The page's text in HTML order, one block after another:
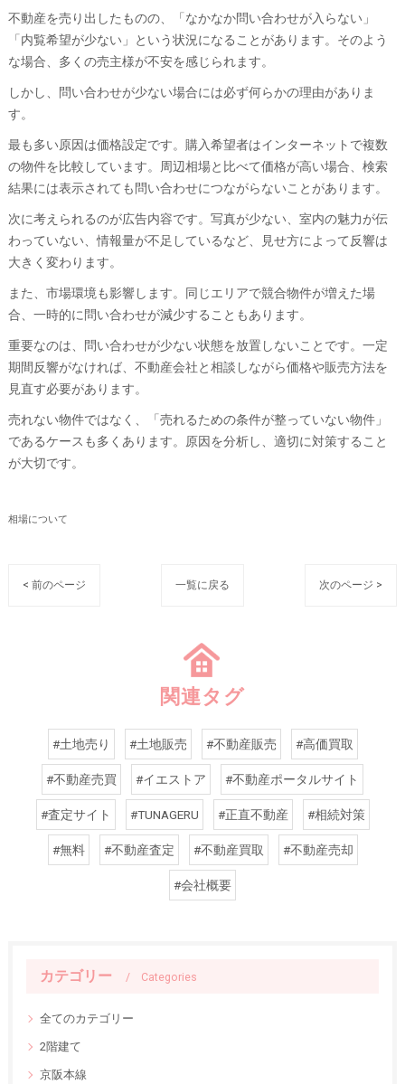
不動産を売り出したものの、「なかなか問い合わせが入らない」
「内覧希望が少ない」という状況になることがあります。そのよう
な場合、多くの売主様が不安を感じられます。
しかし、問い合わせが少ない場合には必ず何らかの理由がありま
す。
最も多い原因は価格設定です。購入希望者はインターネットで複数
の物件を比較しています。周辺相場と比べて価格が高い場合、検索
結果には表示されても問い合わせにつながらないことがあります。
次に考えられるのが広告内容です。写真が少ない、室内の魅力が伝
わっていない、情報量が不足しているなど、見せ方によって反響は
大きく変わります。
また、市場環境も影響します。同じエリアで競合物件が増えた場
合、一時的に問い合わせが減少することもあります。
重要なのは、問い合わせが少ない状態を放置しないことです。一定
期間反響がなければ、不動産会社と相談しながら価格や販売方法を
見直す必要があります。
売れない物件ではなく、「売れるための条件が整っていない物件」
であるケースも多くあります。原因を分析し、適切に対策すること
が大切です。
相場について
< 前のページ 一覧に戻る 次のページ >
関連タグ
#土地売り #土地販売 #不動産販売 #高価買取
#不動産売買 #イエストア #不動産ポータルサイト
#査定サイト #TUNAGERU #正直不動産 #相続対策
#無料 #不動産査定 #不動産買取 #不動産売却
#会社概要
カテゴリー Categories
全てのカテゴリー
2階建て
京阪本線